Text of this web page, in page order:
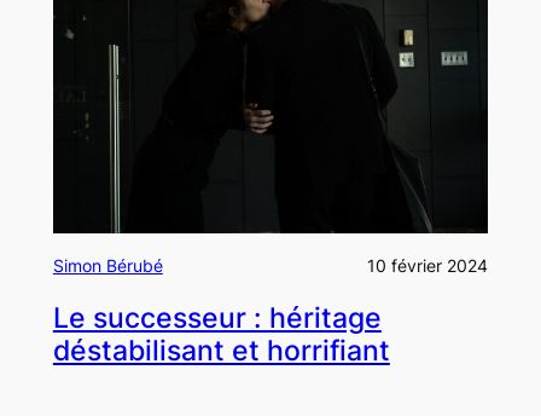
Simon Bérubé 10 février 2024
Le successeur : héritage
déstabilisant et horrifiant